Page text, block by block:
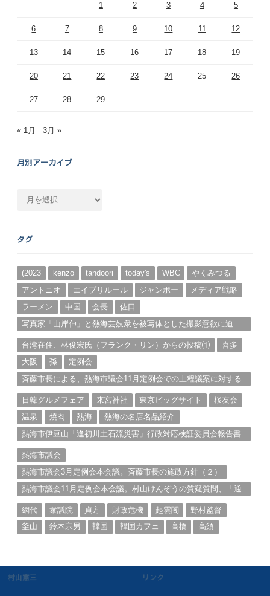
1 2 3 4 5
6 7 8 9 10 11 12
13 14 15 16 17 18 19
20 21 22 23 24 25 26
27 28 29
« 1月 3月 »
月別アーカイブ
カ
ブ
タグ
(2023 kenzo tandoori today's WBC
やくみつる
アントニオ
エイプリルール ジャンボー
メディア戦略
ラーメン
中国 会長
佐口
写真家「山岸伸」と熱海芸妓衆を被写体とした撮影意欲に迫
台湾在住、林俊宏氏（フランク・リン）からの投稿⑴
喜多
大阪
孫
定例会
斉藤市長による、熱海市議会11月定例会での上程議案に対する
日韓グルメフェア
来宮神社 東京ビッグサイト
桜友会
温泉
焼肉 熱海
熱海の名店名品紹介
熱海市伊豆山「逢初川土石流災害」行政対応検証委員会報告書
熱海市議会
熱海市議会3月定例会本会議。斉藤市長の施政方針（２）
熱海市議会11月定例会本会議。村山けんぞうの質疑質問、「通
網代
衆議院 貞方 財政危機 起雲閣
野村監督
釜山
鈴木宗男 韓国 韓国カフェ 高橋 高須
村山憲三 リンク